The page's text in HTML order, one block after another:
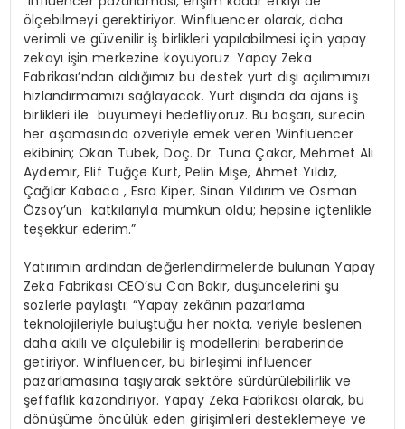
ölçebilmeyi gerektiriyor. Winfluencer olarak, daha
verimli ve güvenilir iş birlikleri yapılabilmesi için yapay
zekayı işin merkezine koyuyoruz. Yapay Zeka
Fabrikası’ndan aldığımız bu destek yurt dışı açılımımızı
hızlandırmamızı sağlayacak. Yurt dışında da ajans iş
birlikleri ile büyümeyi hedefliyoruz. Bu başarı, sürecin
her aşamasında özveriyle emek veren Winfluencer
ekibinin; Okan Tübek, Doç. Dr. Tuna Çakar, Mehmet Ali
Aydemir, Elif Tuğçe Kurt, Pelin Mişe, Ahmet Yıldız,
Çağlar Kabaca , Esra Kiper, Sinan Yıldırım ve Osman
Özsoy’un katkılarıyla mümkün oldu; hepsine içtenlikle
teşekkür ederim.”
Yatırımın ardından değerlendirmelerde bulunan Yapay
Zeka Fabrikası CEO’su Can Bakır, düşüncelerini şu
sözlerle paylaştı: “Yapay zekânın pazarlama
teknolojileriyle buluştuğu her nokta, veriyle beslenen
daha akıllı ve ölçülebilir iş modellerini beraberinde
getiriyor. Winfluencer, bu birleşimi influencer
pazarlamasına taşıyarak sektöre sürdürülebilirlik ve
şeffaflık kazandırıyor. Yapay Zeka Fabrikası olarak, bu
dönüşüme öncülük eden girişimleri desteklemeye ve